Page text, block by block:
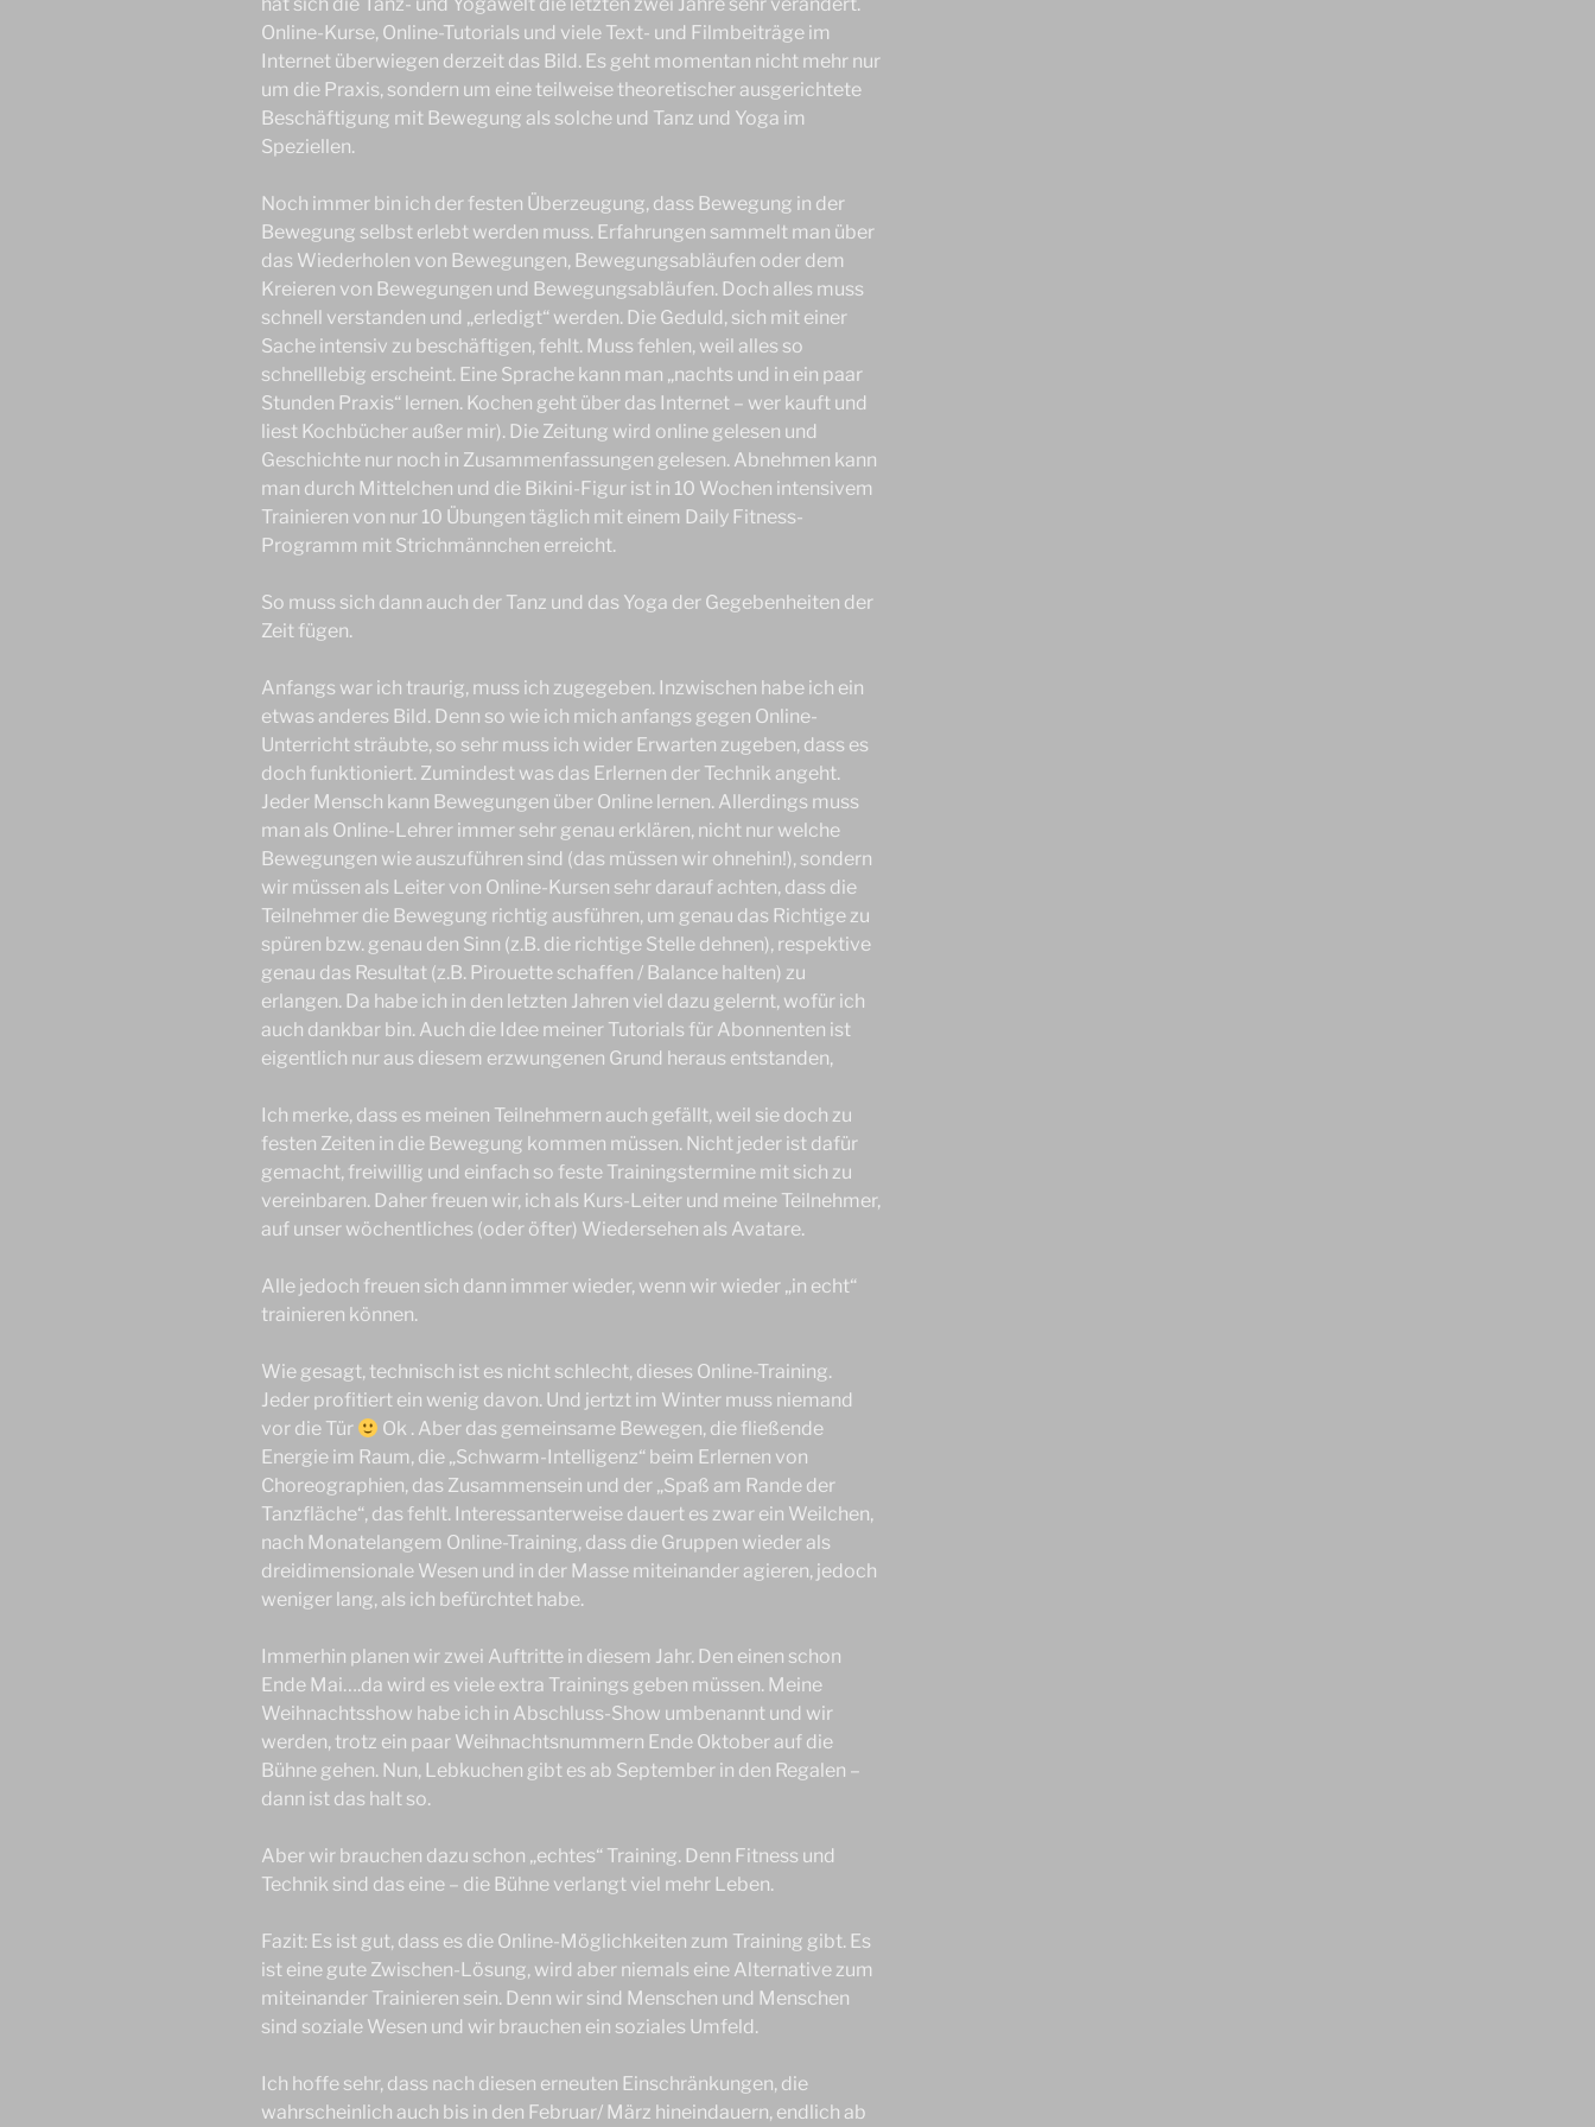
Online-Kurse, Online-Tutorials und viele Text- und Filmbeiträge im
Internet überwiegen derzeit das Bild. Es geht momentan nicht mehr nur
um die Praxis, sondern um eine teilweise theoretischer ausgerichtete
Beschäftigung mit Bewegung als solche und Tanz und Yoga im
Speziellen.
Noch immer bin ich der festen Überzeugung, dass Bewegung in der
Bewegung selbst erlebt werden muss. Erfahrungen sammelt man über
das Wiederholen von Bewegungen, Bewegungsabläufen oder dem
Kreieren von Bewegungen und Bewegungsabläufen. Doch alles muss
schnell verstanden und „erledigt“ werden. Die Geduld, sich mit einer
Sache intensiv zu beschäftigen, fehlt. Muss fehlen, weil alles so
schnelllebig erscheint. Eine Sprache kann man „nachts und in ein paar
Stunden Praxis“ lernen. Kochen geht über das Internet – wer kauft und
liest Kochbücher außer mir). Die Zeitung wird online gelesen und
Geschichte nur noch in Zusammenfassungen gelesen. Abnehmen kann
man durch Mittelchen und die Bikini-Figur ist in 10 Wochen intensivem
Trainieren von nur 10 Übungen täglich mit einem Daily Fitness-
Programm mit Strichmännchen erreicht.
So muss sich dann auch der Tanz und das Yoga der Gegebenheiten der
Zeit fügen.
Anfangs war ich traurig, muss ich zugegeben. Inzwischen habe ich ein
etwas anderes Bild. Denn so wie ich mich anfangs gegen Online-
Unterricht sträubte, so sehr muss ich wider Erwarten zugeben, dass es
doch funktioniert. Zumindest was das Erlernen der Technik angeht.
Jeder Mensch kann Bewegungen über Online lernen. Allerdings muss
man als Online-Lehrer immer sehr genau erklären, nicht nur welche
Bewegungen wie auszuführen sind (das müssen wir ohnehin!), sondern
wir müssen als Leiter von Online-Kursen sehr darauf achten, dass die
Teilnehmer die Bewegung richtig ausführen, um genau das Richtige zu
spüren bzw. genau den Sinn (z.B. die richtige Stelle dehnen), respektive
genau das Resultat (z.B. Pirouette schaffen / Balance halten) zu
erlangen. Da habe ich in den letzten Jahren viel dazu gelernt, wofür ich
auch dankbar bin. Auch die Idee meiner Tutorials für Abonnenten ist
eigentlich nur aus diesem erzwungenen Grund heraus entstanden,
Ich merke, dass es meinen Teilnehmern auch gefällt, weil sie doch zu
festen Zeiten in die Bewegung kommen müssen. Nicht jeder ist dafür
gemacht, freiwillig und einfach so feste Trainingstermine mit sich zu
vereinbaren. Daher freuen wir, ich als Kurs-Leiter und meine Teilnehmer,
auf unser wöchentliches (oder öfter) Wiedersehen als Avatare.
Alle jedoch freuen sich dann immer wieder, wenn wir wieder „in echt“
trainieren können.
Wie gesagt, technisch ist es nicht schlecht, dieses Online-Training.
Jeder profitiert ein wenig davon. Und jertzt im Winter muss niemand
vor die Tür
Ok . Aber das gemeinsame Bewegen, die fließende
Energie im Raum, die „Schwarm-Intelligenz“ beim Erlernen von
Choreographien, das Zusammensein und der „Spaß am Rande der
Tanzfläche“, das fehlt. Interessanterweise dauert es zwar ein Weilchen,
nach Monatelangem Online-Training, dass die Gruppen wieder als
dreidimensionale Wesen und in der Masse miteinander agieren, jedoch
weniger lang, als ich befürchtet habe.
Immerhin planen wir zwei Auftritte in diesem Jahr. Den einen schon
Ende Mai….da wird es viele extra Trainings geben müssen. Meine
Weihnachtsshow habe ich in Abschluss-Show umbenannt und wir
werden, trotz ein paar Weihnachtsnummern Ende Oktober auf die
Bühne gehen. Nun, Lebkuchen gibt es ab September in den Regalen –
dann ist das halt so.
Aber wir brauchen dazu schon „echtes“ Training. Denn Fitness und
Technik sind das eine – die Bühne verlangt viel mehr Leben.
Fazit: Es ist gut, dass es die Online-Möglichkeiten zum Training gibt. Es
ist eine gute Zwischen-Lösung, wird aber niemals eine Alternative zum
miteinander Trainieren sein. Denn wir sind Menschen und Menschen
sind soziale Wesen und wir brauchen ein soziales Umfeld.
Ich hoffe sehr, dass nach diesen erneuten Einschränkungen, die
wahrscheinlich auch bis in den Februar/ März hineindauern, endlich ab